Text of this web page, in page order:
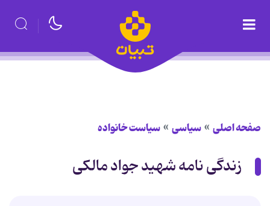
صفحه اصلی سیاسی سیاست خانواده
زندگی نامه شهید جواد مالکی